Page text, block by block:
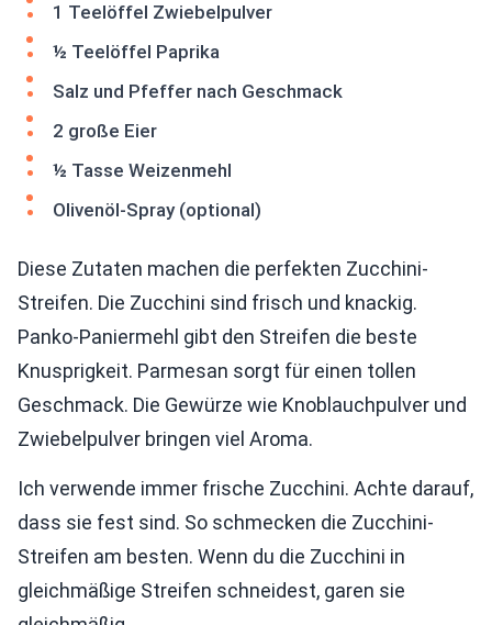
1 Teelöffel Zwiebelpulver
½ Teelöffel Paprika
Salz und Pfeffer nach Geschmack
2 große Eier
½ Tasse Weizenmehl
Olivenöl-Spray (optional)
Diese Zutaten machen die perfekten Zucchini-
Streifen. Die Zucchini sind frisch und knackig.
Panko-Paniermehl gibt den Streifen die beste
Knusprigkeit. Parmesan sorgt für einen tollen
Geschmack. Die Gewürze wie Knoblauchpulver und
Zwiebelpulver bringen viel Aroma.
Ich verwende immer frische Zucchini. Achte darauf,
dass sie fest sind. So schmecken die Zucchini-
Streifen am besten. Wenn du die Zucchini in
gleichmäßige Streifen schneidest, garen sie